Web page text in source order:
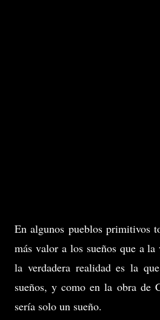
En algunos pueblos primitivos
más valor a los sueños que a
la verdadera realidad es la
sueños, y como en la obra de
sería solo un sueño.